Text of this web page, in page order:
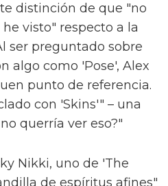
distinción de que "no
visto" respecto a la
ser preguntado sobre
algo como 'Pose', Alex
punto de referencia.
con 'Skins'" – una
querría ver eso?"
Nikki, uno de 'The
de espíritus afines"